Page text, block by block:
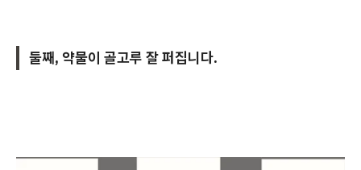
둘째, 약물이 골고루 잘 퍼집니다.